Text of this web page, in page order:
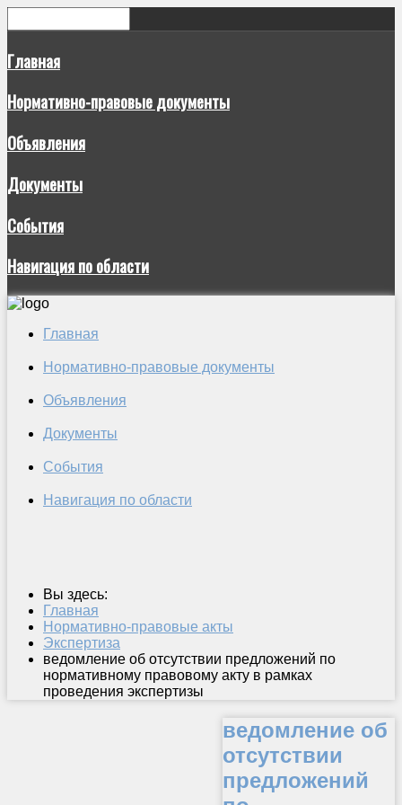
Главная
Нормативно-правовые документы
Объявления
Документы
События
Навигация по области
Главная
Нормативно-правовые документы
Объявления
Документы
События
Навигация по области
Вы здесь:
Главная
Нормативно-правовые акты
Экспертиза
ведомление об отсутствии предложений по
нормативному правовому акту в рамках
проведения экспертизы
ведомление об
отсутствии
предложений